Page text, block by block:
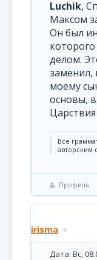
Luchik,
Максом
Он был
делом.
заменил,
моему
основы,
Все
авторским
Профиль
irisma
Дата: Вс,